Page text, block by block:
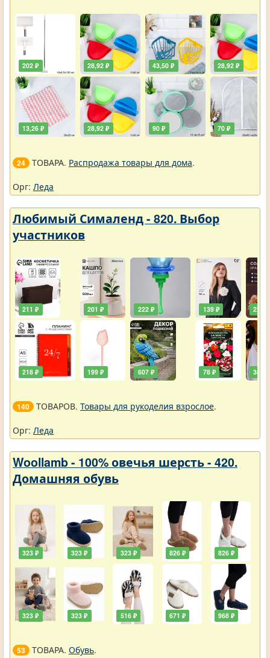
202 ₽
13,26 ₽
28,92 ₽
28,92 ₽
43,50 ₽
90 ₽
28,92 ₽
70 ₽
24 ТОВАРА. Распродажа товары для дома.
Орг: Леда
Любимый Сималенд - 820. Выбор
участников
211 ₽
218 ₽
201 ₽
199 ₽
222 ₽
607 ₽
139 ₽
78 ₽
222 ₽
385 ₽
140 ТОВАРОВ. Товары для рукоделия взрослое.
Орг: Леда
Woollamb - 100% овечья шерсть - 420.
Домашняя обувь
323 ₽
323 ₽
323 ₽
323 ₽
323 ₽
516 ₽
826 ₽
671 ₽
826 ₽
968 ₽
53 ТОВАРА. Обувь.